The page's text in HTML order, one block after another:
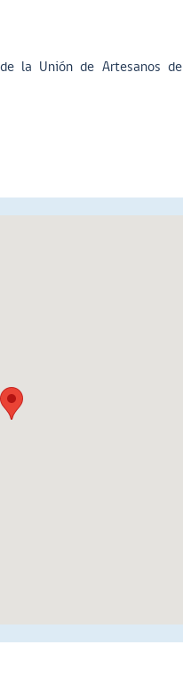
la Unión de Artesanos de